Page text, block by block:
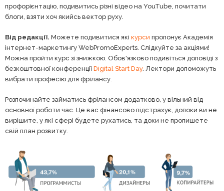
профорієнтацію, подивитись різні відео на YouTube, почитати
блоги, взяти хоч якийсь вектор руху.
Від редакції. Можете подивитися які курси пропонує Академія
інтернет-маркетингу WebPromoExperts. Слідкуйте за акціями!
Можна пройти курс зі знижкою. Обов'язково подивіться доповіді з
безкоштовної конференції Digital Start Day. Лектори допоможуть
вибрати професію для фрілансу.
Розпочинайте займатись фрілансом додатково, у вільний від
основної роботи час. Це вас фінансово підстрахує, допоки ви не
вирішите, у які сфері будете рухатись, та доки не пропишете
свій план розвитку.